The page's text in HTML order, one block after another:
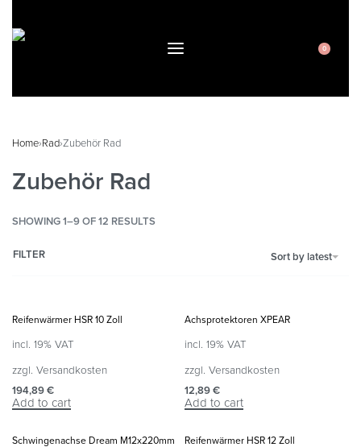
0
Home›Rad›Zubehör Rad
Zubehör Rad
SHOWING 1–9 OF 12 RESULTS
Sort by latest
FILTER
Reifenwärmer HSR 10 Zoll
incl. 19% VAT
zzgl. Versandkosten
194,89€
Add to cart
Achsprotektoren XPEAR
incl. 19% VAT
zzgl. Versandkosten
12,89€
Add to cart
Schwingenachse Dream M12x220mm
Reifenwärmer HSR 12 Zoll